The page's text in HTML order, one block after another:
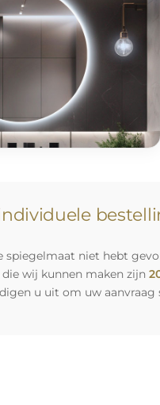
spiegelmaat niet hebt
wij kunnen maken zijn
u uit om uw